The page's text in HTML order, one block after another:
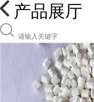
产品展厅